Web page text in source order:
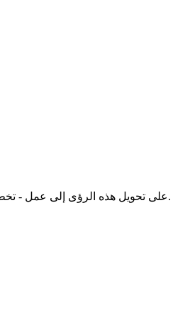
تساعدك Fluidwave على تحويل هذه الرؤى إلى عمل - تخطيط يومك، وتحديد أولويات ما يهم، وتفويض الباقي إلى الذكاء الاصطناعي والمساعدين البشريين.